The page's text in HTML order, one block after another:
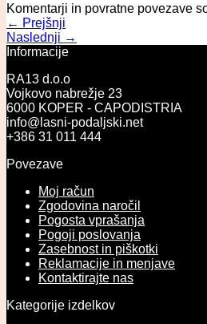
Komentarji in povratne povezave
← Prejšnji
Naslednji →
Informacije
RA13 d.o.o
Vojkovo nabrežje 23
6000 KOPER - CAPODISTRIA
info@lasni-podaljski.net
+386 31 011 444
Povezave
Moj račun
Zgodovina naročil
Pogosta vprašanja
Pogoji poslovanja
Zasebnost in piškotki
Reklamacije in menjave
Kontaktirajte nas
Kategorije izdelkov